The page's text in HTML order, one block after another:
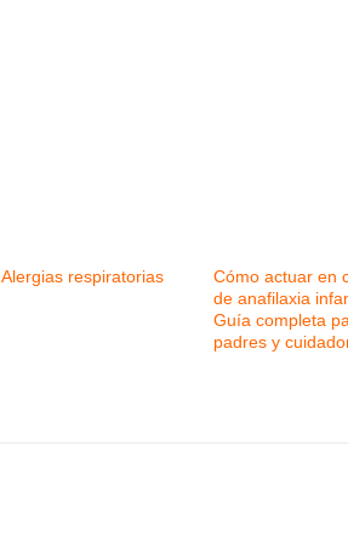
Alergias respiratorias
Cómo actuar en
de anafilaxia
Guía completa
padres y